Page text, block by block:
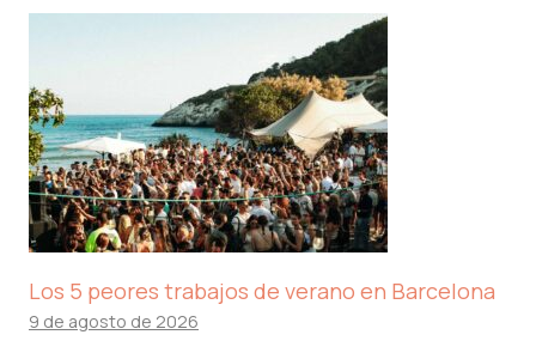
Los 5 peores trabajos de verano en Barcelona
9 de agosto de 2026